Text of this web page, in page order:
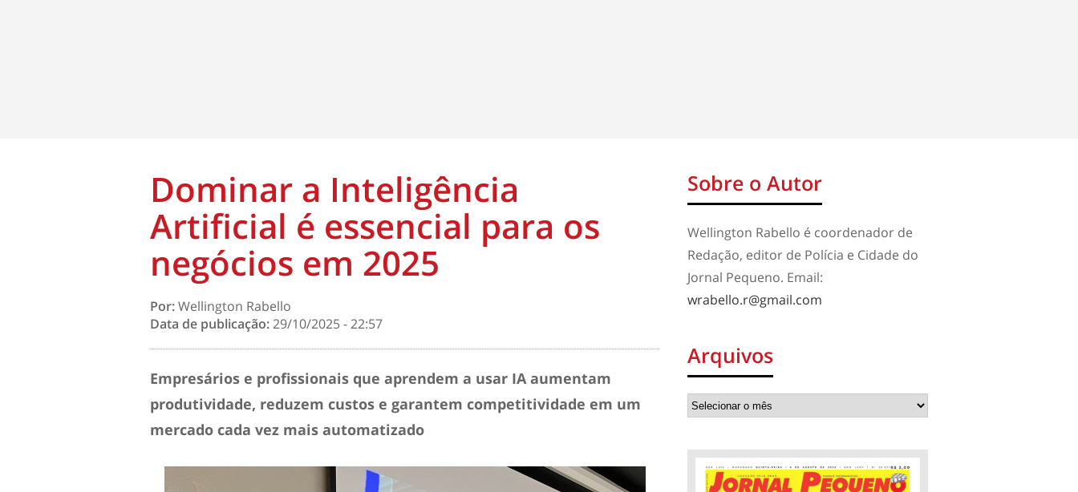
Dominar a Inteligência
Artificial é essencial para os
negócios em 2025
Por:Wellington Rabello
Data de publicação:29/10/2025 - 22:57
Empresários e profissionais que aprendem a usar IA aumentam
produtividade, reduzem custos e garantem competitividade em um
mercado cada vez mais automatizado
Sobre o Autor
Wellington Rabello é coordenador de
Redação, editor de Polícia e Cidade do
Jornal Pequeno. Email:
wrabello.r@gmail.com
Arquivos